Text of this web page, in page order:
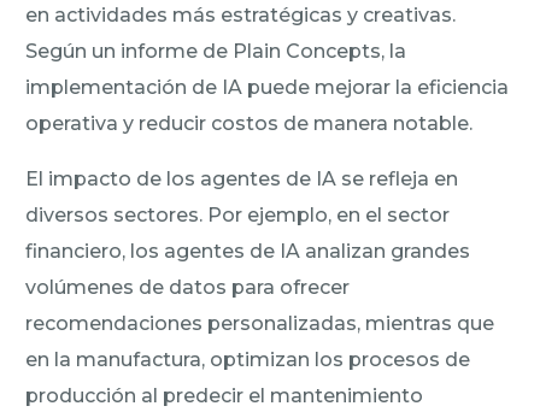
en actividades más estratégicas y creativas.
Según un informe de Plain Concepts, la
implementación de IA puede mejorar la eficiencia
operativa y reducir costos de manera notable.
El impacto de los agentes de IA se refleja en
diversos sectores. Por ejemplo, en el sector
financiero, los agentes de IA analizan grandes
volúmenes de datos para ofrecer
recomendaciones personalizadas, mientras que
en la manufactura, optimizan los procesos de
producción al predecir el mantenimiento